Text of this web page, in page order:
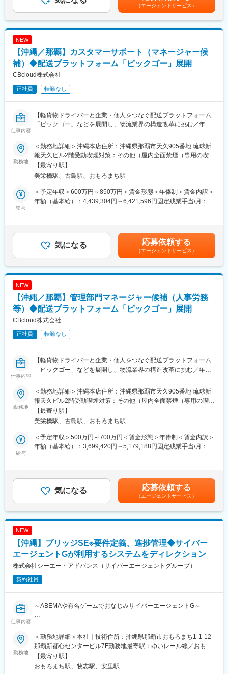
DMMかりゆし水族館は、「ゼロ距離の感動と幻想体験」をコンセ
チのエンターテイメント水族館です。
変更の範囲：会社の定める業務
名程度のエンジニアの方が集まり、技術力の向上や様々な事例を
発表（LT）を行っております。詳細は面接でお伝えいたします。
・テックブログ執筆
社のエンジニアだけではなく外部のエンジニアも招き、技術に関
こういった活動を行い継続することで、沖縄のエンジニアの技術
力向上も含め、業界をもっと盛り上げていくことを目指しており
■具体的な業務内容
・Web・アプリ（toB・toC）双方でのUI/UXデザイン
・画像・イラストなどのグラフィック制作
・UI・UX設計のためのユーザー調査の実施
・UXデザインプロセスの計画・実行 ・デザインチームの進行管理
Figma、Adobe Creative Cloud、Morisawa Fonts（デザイン）
Adobe Stock（ストックフォト）
Slack（コミュニケーション）
backlog（プロジェクト管理）
す。※給与改定は年2回賃金はあくまでも目安の金額であり、選考
を通じて上下する可能性があります。月給(月額)は固定手当を含め
た表記です。
（エージェントサービス）
NEW
【沖縄／那覇】カスタマーサポート（マネージャー候
補）◆配送プラットフォーム「ピックゴー」展開
CBcloud株式会社
正社員 転勤なし
仕事内容
【軽貨物ドライバーと企業・個人をつなぐ配送プラットフォーム
「ピックゴー」などを展開し、物流業界の構造改革に挑む／年休
■具体的な業務内容
パートナーズサクセス本部プレイングマネージャー候補として、
下記のような業務をお任せする予定です。
・部門戦略立案
サービス戦略やオペレーション戦略
・あらゆる事業課題に対してのデータ分析 → 問題把握 → 課題抽
出 → 執行プラン作成
勤務地
＜勤務地詳細＞沖縄本店住所：沖縄県那覇市天久905番地 琉球新
報天久ビル2階受動喫煙対策：その他（屋内全面禁煙（専用の喫煙
ブースあり））
【最寄り駅】
美栄橋駅、古島駅、おもろまち駅
給与
＜予定年収＞600万円～850万円＜賃金形態＞年俸制＜賃金内訳＞
年額（基本給）：4,439,304円～6,421,596円固定残業手当/月：
給与補足＞※能力・経験等を考慮し、当社規定により決定いたしま
す。※給与改定は年2回賃金はあくまでも目安の金額であり、選考
を通じて上下する可能性があります。月給(月額)は固定手当を含め
た表記です。
気になる 応募依頼する
（エージェントサービス）
NEW
【沖縄／那覇】管理部門マネージャー候補（人事労務
等）◆配送プラットフォーム「ピックゴー」展開
CBcloud株式会社
正社員 転勤なし
仕事内容
【軽貨物ドライバーと企業・個人をつなぐ配送プラットフォーム
「ピックゴー」などを展開し、物流業界の構造改革に挑む／年休
■仕事内容
当社は2021年12月、シリーズCで約60億の資金調達。 その後、調
達を重ね累計約120億の資金調達を実施しました。 サービスの急
成長と新規事業拡大に伴い、より強固な組織を構築する事が急務
となっております。
■業務内容
・入社手続き対応
・採用（中途メイン）
・メンバーマネジメント
・最終面接後のクロージング対応、内定者のフォロー
勤務地
＜勤務地詳細＞沖縄本店住所：沖縄県那覇市天久905番地 琉球新
報天久ビル2階受動喫煙対策：その他（屋内全面禁煙（専用の喫煙
ブースあり））
【最寄り駅】
美栄橋駅、古島駅、おもろまち駅
給与
＜予定年収＞500万円～700万円＜賃金形態＞年俸制＜賃金内訳＞
年額（基本給）：3,699,420円～5,179,188円固定残業手当/月：
給与補足＞※能力・経験等を考慮し、当社規定により決定いたしま
す。※給与改定は年2回賃金はあくまでも目安の金額であり、選考
を通じて上下する可能性があります。月給(月額)は固定手当を含め
た表記です。
気になる 応募依頼する
（エージェントサービス）
NEW
【沖縄】ブリッジSE※要件定義、進捗管理◆サイバー
エージェントGが利用するシステムをディレクション
株式会社シーエー・アドバンス（サイバーエージェントグループ）
契約社員
仕事内容
～ABEMAや有名ゲームでおなじみサイバーエージェントG～
東京・ベトナム拠点のチームメイク・ディレクションをしなが
ら、メディア・広告事業など、サイバーエージェントグループの
使用するシステム開発のディレクションを担当します。
＜お任せしたい仕事内容＞
・サイバーエージェントグループが使用する各システムの開発上
勤務地
＜勤務地詳細＞本社｜技術住所：沖縄県那覇市おもろまち1-1-12
那覇新都心センタービル7F勤務地最寄駅：ゆいレール線／おもろ
まち駅受動喫煙対策：屋内全面禁煙変更の範囲：会社の定める事
業所（リモートワーク含む）
【最寄り駅】
おもろまち駅、牧志駅、安里駅